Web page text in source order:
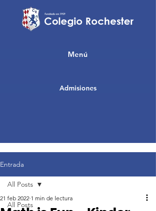
Admisiones
Menú
Entrada
All Posts
All Posts
21 feb 2022 1 min de lectura